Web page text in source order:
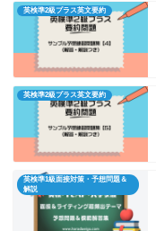
英検準2級プラス英文要約
英検準2級プラス英文要約
英検準1級面接対策・予想問題＆
解説